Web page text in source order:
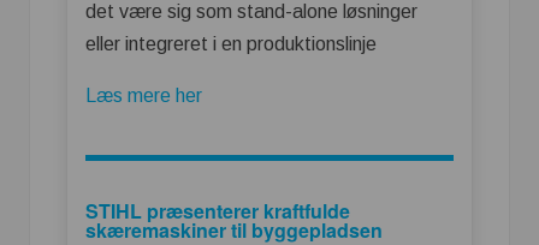
det være sig som stand-alone løsninger
eller integreret i en produktionslinje
Læs mere her
STIHL præsenterer kraftfulde
skæremaskiner til byggepladsen